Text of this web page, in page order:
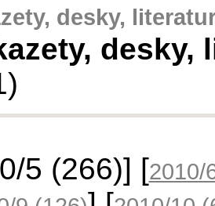
desky,
desky,
5 (266)] [